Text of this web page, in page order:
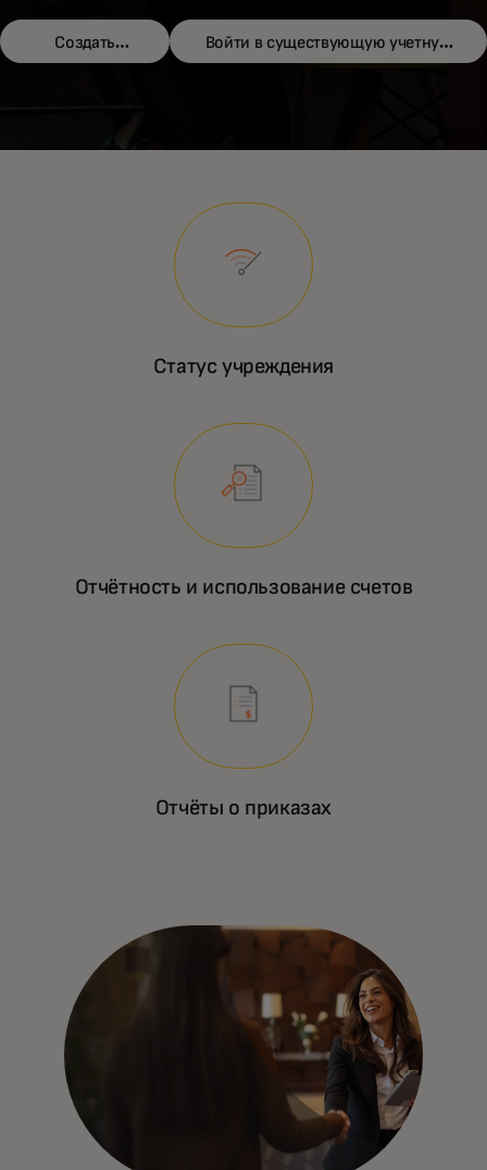
безопасный и простой в использовании портал.
Создать
Войти в существующую учетную
Статус учреждения
Отчётность и использование счетов
Отчёты о приказах